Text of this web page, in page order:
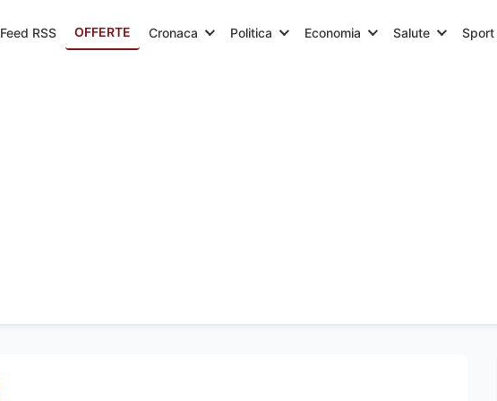
Feed RSS OFFERTE Cronaca Politica Economia Salute Sport